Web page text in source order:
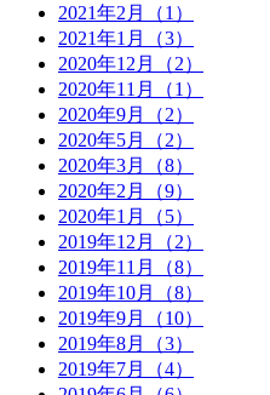
2021年2月（1）
2021年1月（3）
2020年12月（2）
2020年11月（1）
2020年9月（2）
2020年5月（2）
2020年3月（8）
2020年2月（9）
2020年1月（5）
2019年12月（2）
2019年11月（8）
2019年10月（8）
2019年9月（10）
2019年8月（3）
2019年7月（4）